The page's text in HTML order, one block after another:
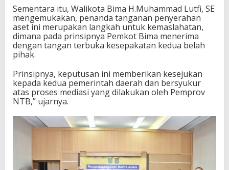
Sementara itu, Walikota Bima H.Muhammad Lutfi, SE
mengemukakan, penanda tanganan penyerahan
aset ini merupakan langkah untuk kemaslahatan,
dimana pada prinsipnya Pemkot Bima menerima
dengan tangan terbuka kesepakatan kedua belah
pihak.
Prinsipnya, keputusan ini memberikan kesejukan
kepada kedua pemerintah daerah dan bersyukur
atas proses mediasi yang dilakukan oleh Pemprov
NTB,” ujarnya.